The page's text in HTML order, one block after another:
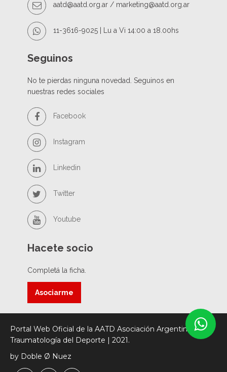
aatd@aatd.org.ar / marketing@aatd.org.ar
11-3616-9025 | Lu a Vi 14:00 a 18.00hs
Seguinos
No te pierdas ninguna novedad. Seguinos en
nuestras redes sociales
Facebook
Instagram
Linkedin
Twitter
Youtube
Hacete socio
Completá la ficha.
Asociarme
Portal Web Oficial de la AATD Asociación Argentina de
Traumatología del Deporte | 2021.
by Doble Ø Nuez